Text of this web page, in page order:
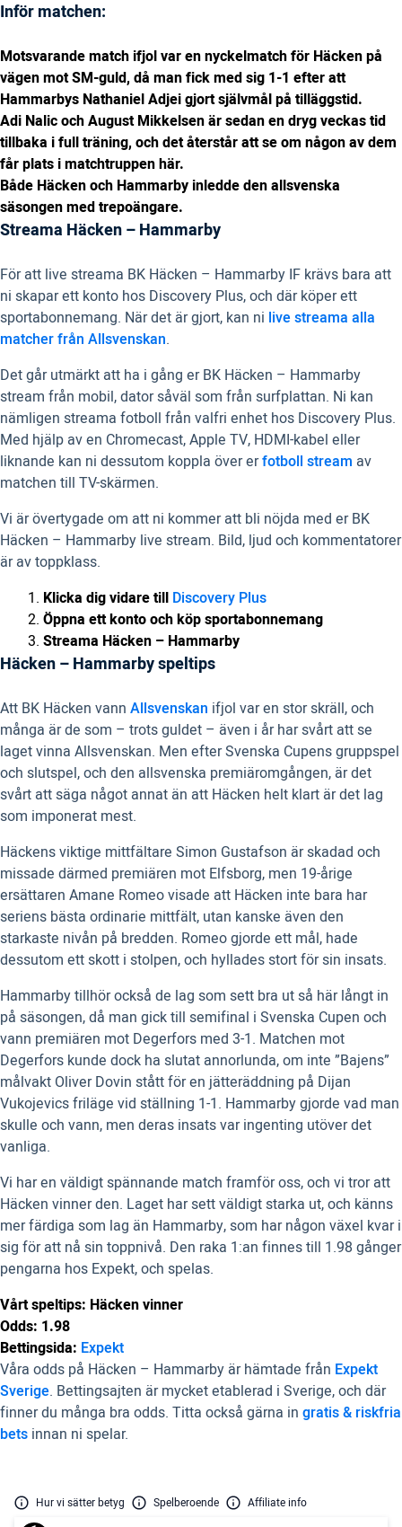
Inför matchen:
Motsvarande match ifjol var en nyckelmatch för Häcken på
vägen mot SM-guld, då man fick med sig 1-1 efter att
Hammarbys Nathaniel Adjei gjort självmål på tilläggstid.
Adi Nalic och August Mikkelsen är sedan en dryg veckas tid
tillbaka i full träning, och det återstår att se om någon av dem
får plats i matchtruppen här.
Både Häcken och Hammarby inledde den allsvenska
säsongen med trepoängare.
Streama Häcken – Hammarby
För att live streama BK Häcken – Hammarby IF krävs bara att
ni skapar ett konto hos Discovery Plus, och där köper ett
sportabonnemang. När det är gjort, kan ni live streama alla
matcher från Allsvenskan.
Det går utmärkt att ha i gång er BK Häcken – Hammarby
stream från mobil, dator såväl som från surfplattan. Ni kan
nämligen streama fotboll från valfri enhet hos Discovery Plus.
Med hjälp av en Chromecast, Apple TV, HDMI-kabel eller
liknande kan ni dessutom koppla över erfotboll stream av
matchen till TV-skärmen.
Vi är övertygade om att ni kommer att bli nöjda med er BK
Häcken – Hammarby live stream. Bild, ljud och kommentatorer
är av toppklass.
Klicka dig vidare till Discovery Plus
Öppna ett konto och köp sportabonnemang
Streama Häcken – Hammarby
Häcken – Hammarby speltips
Att BK Häcken vann Allsvenskan ifjol var en stor skräll, och
många är de som – trots guldet – även i år har svårt att se
laget vinna Allsvenskan. Men efter Svenska Cupens gruppspel
och slutspel, och den allsvenska premiäromgången, är det
svårt att säga något annat än att Häcken helt klart är det lag
som imponerat mest.
Häckens viktige mittfältare Simon Gustafson är skadad och
missade därmed premiären mot Elfsborg, men 19-årige
ersättaren Amane Romeo visade att Häcken inte bara har
seriens bästa ordinarie mittfält, utan kanske även den
starkaste nivån på bredden. Romeo gjorde ett mål, hade
dessutom ett skott i stolpen, och hyllades stort för sin insats.
Hammarby tillhör också de lag som sett bra ut så här långt in
på säsongen, då man gick till semifinal i Svenska Cupen och
vann premiären mot Degerfors med 3-1. Matchen mot
Degerfors kunde dock ha slutat annorlunda, om inte ”Bajens”
målvakt Oliver Dovin stått för en jätteräddning på Dijan
Vukojevics friläge vid ställning 1-1. Hammarby gjorde vad man
skulle och vann, men deras insats var ingenting utöver det
vanliga.
Vi har en väldigt spännande match framför oss, och vi tror att
Häcken vinner den. Laget har sett väldigt starka ut, och känns
mer färdiga som lag än Hammarby, som har någon växel kvar i
sig för att nå sin toppnivå. Den raka 1:an finnes till 1.98 gånger
pengarna hos Expekt, och spelas.
Vårt speltips: Häcken vinner
Odds: 1.98
Bettingsida: Expekt
Våra odds på Häcken – Hammarby är hämtade från Expekt
Sverige. Bettingsajten är mycket etablerad i Sverige, och där
finner du många bra odds. Titta också gärna in gratis & riskfria
bets innan ni spelar.
Hur vi sätter betyg Spelberoende Affiliate info